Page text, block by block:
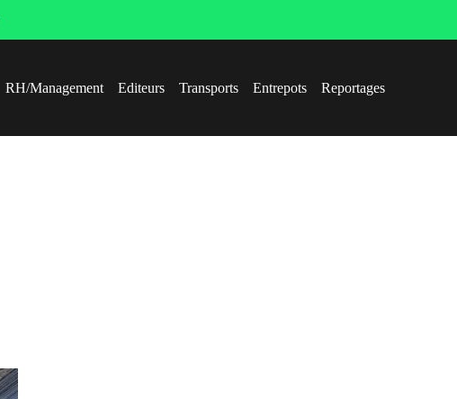
RH/Management Editeurs Transports Entrepots Reportages